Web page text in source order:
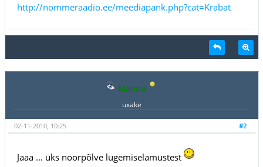
http://nommeraadio.ee/meediapank.php?cat=Krabat
Mannu
uxake
#2
02-11-2010, 10:25
Jaaa ... üks noorpõlve lugemiselamustest